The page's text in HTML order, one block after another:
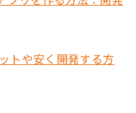
トや安く開発する方